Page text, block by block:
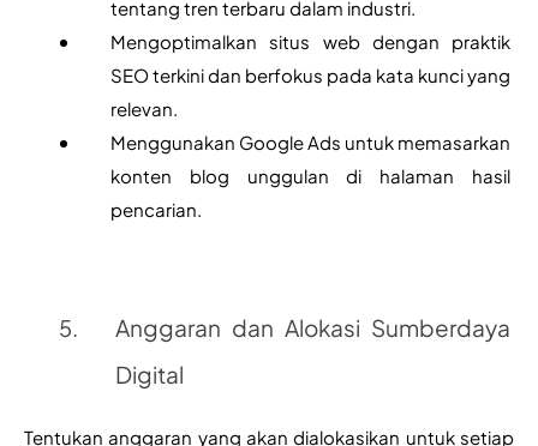
tentang tren terbaru dalam industri.
Mengoptimalkan situs web dengan praktik
SEO terkini dan berfokus pada kata kunci yang
relevan.
Menggunakan Google Ads untuk memasarkan
konten blog unggulan di halaman hasil
pencarian.
Anggaran dan Alokasi Sumberdaya
Digital
Tentukan anggaran yang akan dialokasikan untuk setiap